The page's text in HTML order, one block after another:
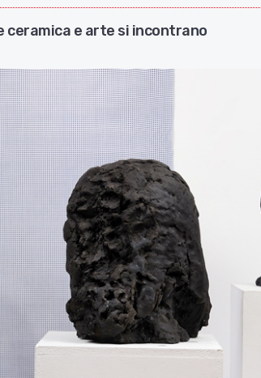
ceramica e arte si incontrano